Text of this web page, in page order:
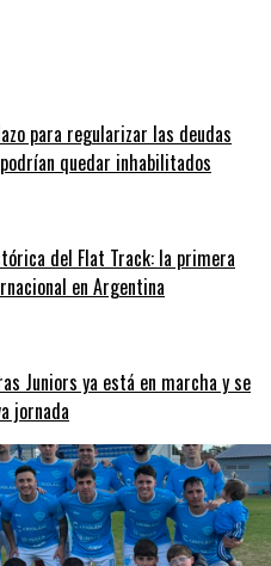
para regularizar las deudas
quedar inhabilitados
del Flat Track: la primera
en Argentina
Juniors ya está en marcha y se
jornada